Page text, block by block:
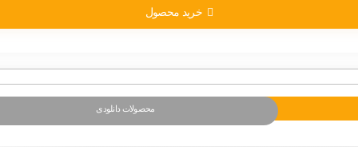
خرید محصول
محصولات دانلودی